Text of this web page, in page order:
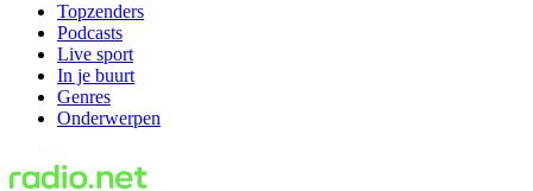
Topzenders
Podcasts
Live sport
In je buurt
Genres
Onderwerpen